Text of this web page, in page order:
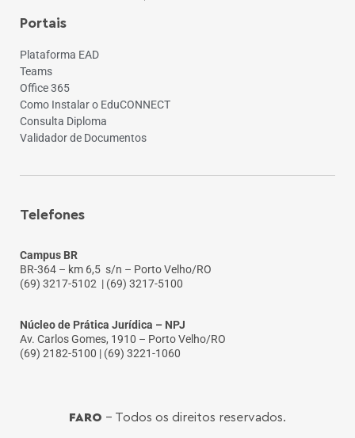
Portais
Plataforma EAD
Teams
Office 365
Como Instalar o EduCONNECT
Consulta Diploma
Validador de Documentos
Telefones
Campus BR
BR-364 – km 6,5 s/n – Porto Velho/RO
(69) 3217-5102 | (69) 3217-5100
Núcleo de Prática Jurídica – NPJ
Av. Carlos Gomes, 1910 – Porto Velho/RO
(69) 2182-5100 | (69) 3221-1060
FARO - Todos os direitos reservados.